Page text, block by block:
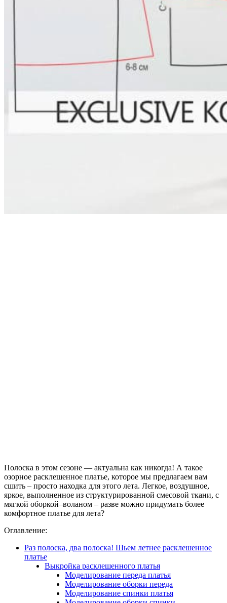
Полоска в этом сезоне — актуальна как никогда! А такое
озорное расклешенное платье, которое мы предлагаем вам
сшить – просто находка для этого лета. Легкое, воздушное,
яркое, выполненное из структурированной смесовой ткани, с
мягкой оборкой–воланом – разве можно придумать более
комфортное платье для лета?
Оглавление:
Раз полоска, два полоска! Шьем летнее расклешенное
платье
Выкройка расклешенного платья
Моделирование переда платья
Моделирование оборки переда
Моделирование спинки платья